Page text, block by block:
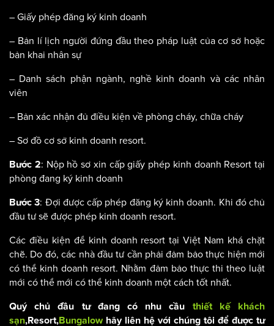
– Giấy phép đăng ký kinh doanh
– Bản lí lịch người đứng đầu theo pháp luật của cơ sở hoặc
bản khai nhân sự
– Danh sách phận ngành, nghề kinh doanh và các nhân
viên
– Bản xác nhận đủ điều kiện về phòng cháy, chữa cháy
– Sơ đồ cơ sở kinh doanh resort.
Bước 2: Nộp hồ sơ xin cấp giấy phép kinh doanh Resort tại
phòng đang ký kinh doanh
Bước 3: Đợi được cấp phép đăng ký kinh doanh. Khi đó chủ
đầu tư sẽ được phép kinh doanh resort.
Các điều kiện để kinh doanh resort tại Việt Nam khá chặt
chẽ. Do đó, các nhà đầu tư cần phải đảm bảo thực hiện mới
có thể kinh doanh resort. Nhằm đảm bảo thực thi theo luật
mới có thể mới có thể kinh doanh một cách tốt nhất.
Quý chủ đầu tư đang có nhu cầu thiết kế khách
sạn,Resort,Bungalowhãy liên hệ với chúng tôi để được tư